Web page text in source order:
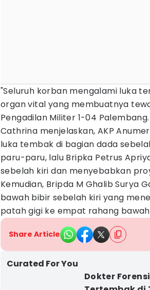
"Seluruh korban mengalami luka
organ vital yang membuatnya
Pengadilan Militer 1-04 Palembang.
Cathrina menjelaskan, AKP
luka tembak di bagian dada
paru-paru, lalu Bripka Petrus
sebelah kiri dan menyebabkan
Kemudian, Bripda M Ghalib Surya
bawah bibir sebelah kiri yang
patah gigi ke empat rahang
Share Article
Curated For You
Dokter